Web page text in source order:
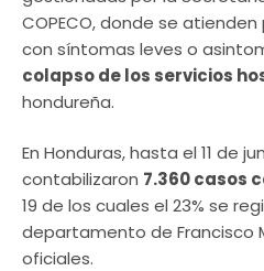
COPECO, donde se
con síntomas leves o
colapso de los servicios
hondureña.
En Honduras, hasta el 11 de
contabilizaron 7.360 casos
19 de los cuales el 23% se
departamento de Francisco
oficiales.